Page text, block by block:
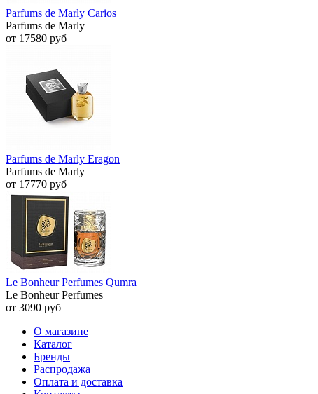
Parfums de Marly Carios
Parfums de Marly
от 17580 руб
Parfums de Marly Eragon
Parfums de Marly
от 17770 руб
Le Bonheur Perfumes Qumra
Le Bonheur Perfumes
от 3090 руб
О магазине
Каталог
Бренды
Распродажа
Оплата и доставка